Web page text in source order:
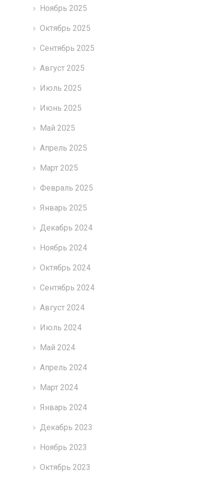
Ноябрь 2025
Октябрь 2025
Сентябрь 2025
Август 2025
Июль 2025
Июнь 2025
Май 2025
Апрель 2025
Март 2025
Февраль 2025
Январь 2025
Декабрь 2024
Ноябрь 2024
Октябрь 2024
Сентябрь 2024
Август 2024
Июль 2024
Май 2024
Апрель 2024
Март 2024
Январь 2024
Декабрь 2023
Ноябрь 2023
Октябрь 2023